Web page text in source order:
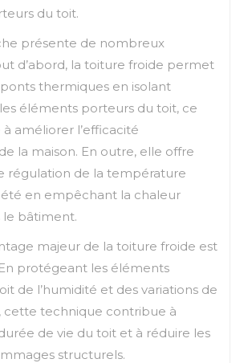
du toit.
présente de nombreux
d’abord, la toiture froide permet
thermiques en isolant
éléments porteurs du toit, ce
améliorer l’efficacité
la maison. En outre, elle offre
régulation de la température
en empêchant la chaleur
le bâtiment.
majeur de la toiture froide est
protégeant les éléments
de l’humidité et des variations de
technique contribue à
de vie du toit et à réduire les
structurels.